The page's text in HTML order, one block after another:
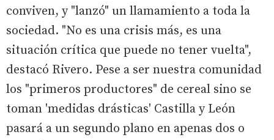
conviven, y "lanzó" un llamamiento a toda la
sociedad. "No es una crisis más, es una
situación crítica que puede no tener vuelta",
destacó Rivero. Pese a ser nuestra comunidad
los "primeros productores" de cereal sino se
toman 'medidas drásticas' Castilla y León
pasará a un segundo plano en apenas dos o